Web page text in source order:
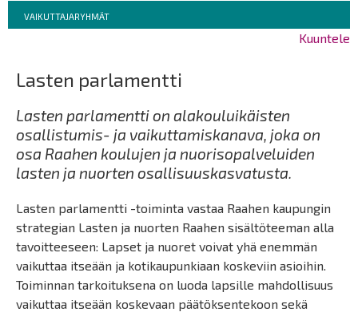
Breadcrumbs
You
are
VAIKUTTAJARYHMÄT
Kuuntele
Lasten parlamentti
Lasten parlamentti on alakouluikäisten
osallistumis- ja vaikuttamiskanava, joka on
osa Raahen koulujen ja nuorisopalveluiden
lasten ja nuorten osallisuuskasvatusta.
Lasten parlamentti -toiminta vastaa Raahen kaupungin
strategian Lasten ja nuorten Raahen sisältöteeman alla
tavoitteeseen: Lapset ja nuoret voivat yhä enemmän
vaikuttaa itseään ja kotikaupunkiaan koskeviin asioihin.
Toiminnan tarkoituksena on luoda lapsille mahdollisuus
vaikuttaa itseään koskevaan päätöksentekoon sekä